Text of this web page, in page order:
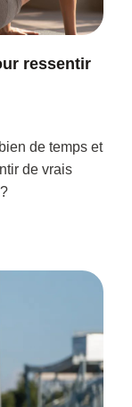
ressentir
de temps et
de vrais